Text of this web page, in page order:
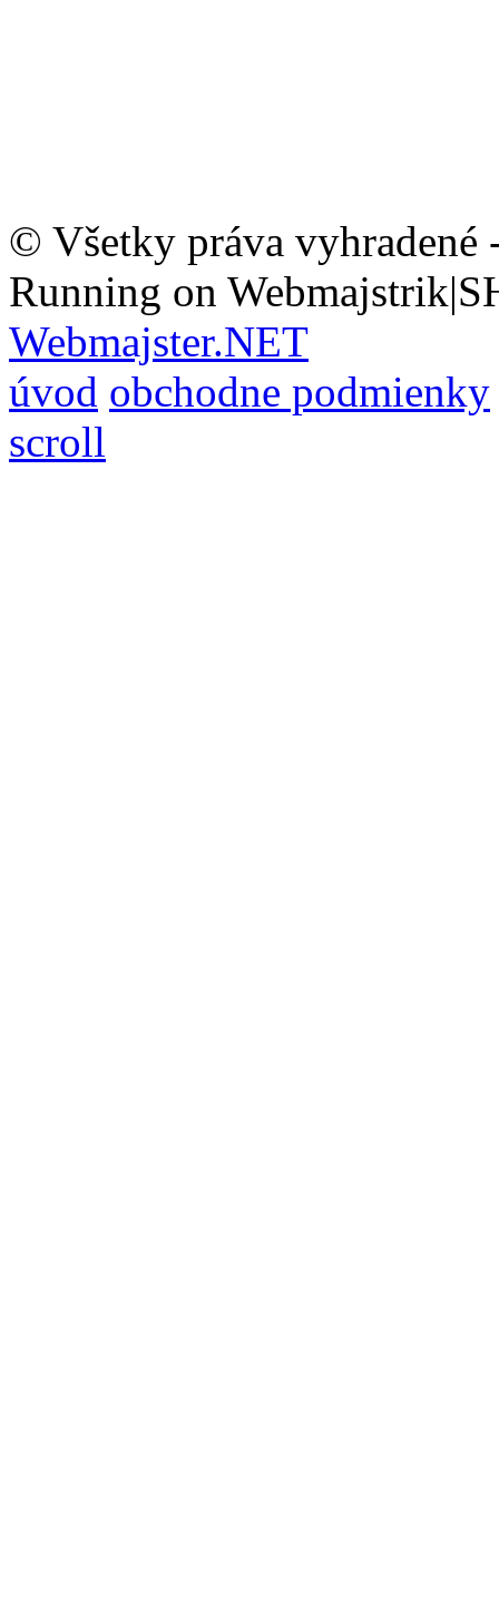
© Všetky práva vyhradené
Running on
Webmajster.NET
úvod obchodne podmienky
scroll